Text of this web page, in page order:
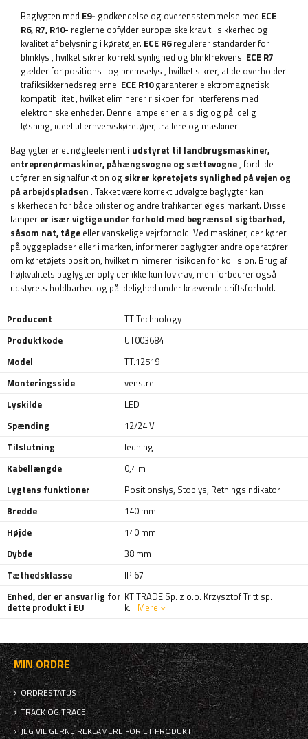
Baglygten med E9- godkendelse og overensstemmelse med ECE
R6, R7, R10- reglerne opfylder europæiske krav til sikkerhed og
kvalitet af belysning i køretøjer. ECE R6regulerer standarder for
blinklys , hvilket sikrer korrekt synlighed og blinkfrekvens. ECE R7
gælder for positions- og bremselys , hvilket sikrer, at de overholder
trafiksikkerhedsreglerne. ECE R10garanterer elektromagnetisk
kompatibilitet, hvilket eliminerer risikoen for interferens med
elektroniske enheder. Denne lampe er en alsidig og pålidelig
løsning, ideel til erhvervskøretøjer, trailere og maskiner .
Baglygter er et nøgleelementi udstyret til landbrugsmaskiner,
entreprenørmaskiner, påhængsvogne og sættevogne, fordi de
udfører en signalfunktion og sikrer køretøjets synlighed på vejen og
på arbejdspladsen . Takket være korrekt udvalgte baglygter kan
sikkerheden for både bilister og andre trafikanter øges markant. Disse
lamper er især vigtige under forhold med begrænset sigtbarhed,
såsom nat, tåge eller vanskelige vejrforhold. Ved maskiner, der kører
på byggepladser eller i marken, informerer baglygter andre operatører
om køretøjets position, hvilket minimerer risikoen for kollision. Brug af
højkvalitets baglygter opfylder ikke kun lovkrav, men forbedrer også
udstyrets holdbarhed og pålidelighed under krævende driftsforhold.
Producent
TT Technology
Produktkode
UT003684
Model
TT.12519
Monteringsside
venstre
Lyskilde
LED
Spænding
12/24 V
Tilslutning
ledning
Kabellængde
0,4 m
Lygtens funktioner
Positionslys, Stoplys, Retningsindikator
Bredde
140 mm
Højde
140 mm
Dybde
38 mm
Tæthedsklasse
IP 67
Enhed, der er ansvarlig for
dette produkt i EU
KT TRADE Sp. z o.o. Krzysztof Tritt sp.
k. Mere
MIN ORDRE
ORDRESTATUS
TRACK OG TRACE
JEG VIL GERNE REKLAMERE FOR ET PRODUKT